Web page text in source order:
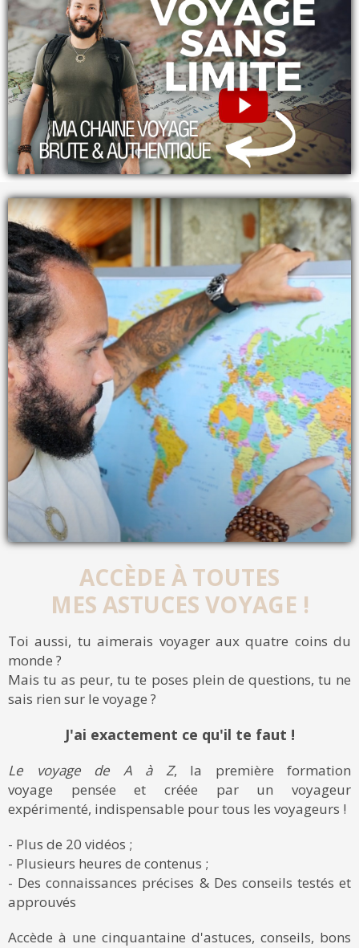
ACCÈDE À TOUTES
MES ASTUCES VOYAGE !
Toi aussi, tu aimerais voyager aux quatre coins du
monde ?
Mais tu as peur, tu te poses plein de questions, tu ne
sais rien sur le voyage ?
J'ai exactement ce qu'il te faut !
Le voyage de A à Z, la première formation
voyage pensée et créée par un voyageur
expérimenté, indispensable pour tous les voyageurs !
- Plus de 20 vidéos ;
- Plusieurs heures de contenus ;
- Des connaissances précises & Des conseils testés et
approuvés
Accède à une cinquantaine d'astuces, conseils, bons